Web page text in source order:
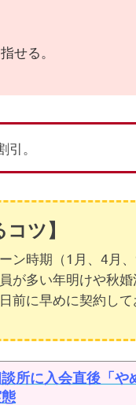
せる。
。
ツ】
ン時期（1月、4月
が多い年明けや秋婚
前に早めに契約して
所に入会直後「や